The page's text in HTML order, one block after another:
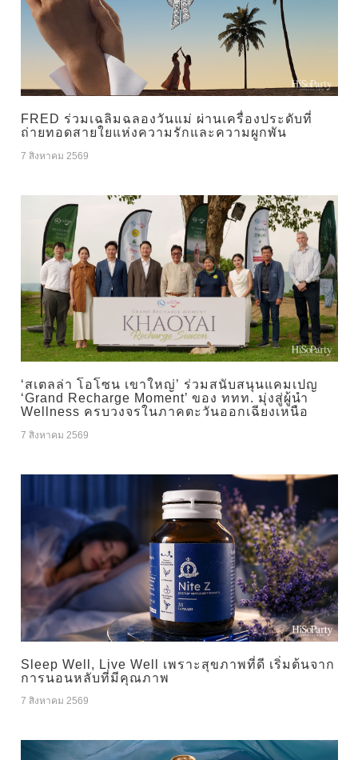
FRED ร่วมเฉลิมฉลองวันแม่ ผ่านเครื่องประดับที่
ถ่ายทอดสายใยแห่งความรักและความผูกพัน
7 สิงหาคม 2569
‘สเตลล่า โอโซน เขาใหญ่’ ร่วมสนับสนุนแคมเปญ
‘Grand Recharge Moment’ ของ ททท. มุ่งสู่ผู้นำ
Wellness ครบวงจรในภาคตะวันออกเฉียงเหนือ
7 สิงหาคม 2569
Sleep Well, Live Well เพราะสุขภาพที่ดี เริ่มต้นจาก
การนอนหลับที่มีคุณภาพ
7 สิงหาคม 2569